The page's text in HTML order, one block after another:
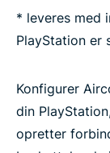
* leveres med
PlayStation er
Konfigurer
din
opretter